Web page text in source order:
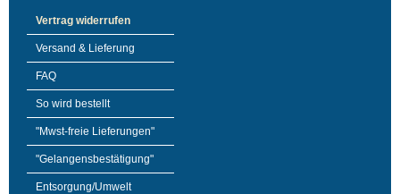
Vertrag widerrufen
Versand & Lieferung
FAQ
So wird bestellt
"Mwst-freie Lieferungen"
"Gelangensbestätigung"
Entsorgung/Umwelt